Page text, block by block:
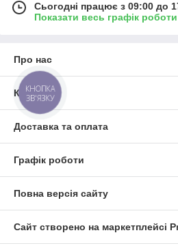
Сьогодні працює з 09:00 до
Показати весь графік роботи
Про нас
Контакти
Доставка та оплата
Графік роботи
Повна версія сайту
Сайт створено на маркетплейсі
КНОПКА
ЗВ'ЯЗКУ